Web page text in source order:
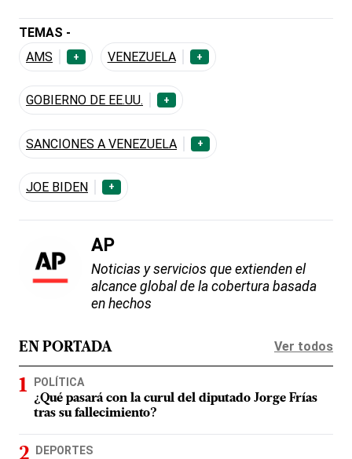
TEMAS -
AMS
+ VENEZUELA +
GOBIERNO DE EE.UU. +
SANCIONES A VENEZUELA +
JOE BIDEN +
AP
Noticias y servicios que extienden el
alcance global de la cobertura basada
en hechos
EN PORTADA Ver todos
POLÍTICA
¿Qué pasará con la curul del diputado Jorge Frías
tras su fallecimiento?
DEPORTES